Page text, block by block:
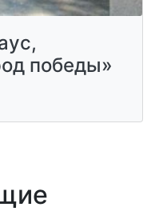
победы»